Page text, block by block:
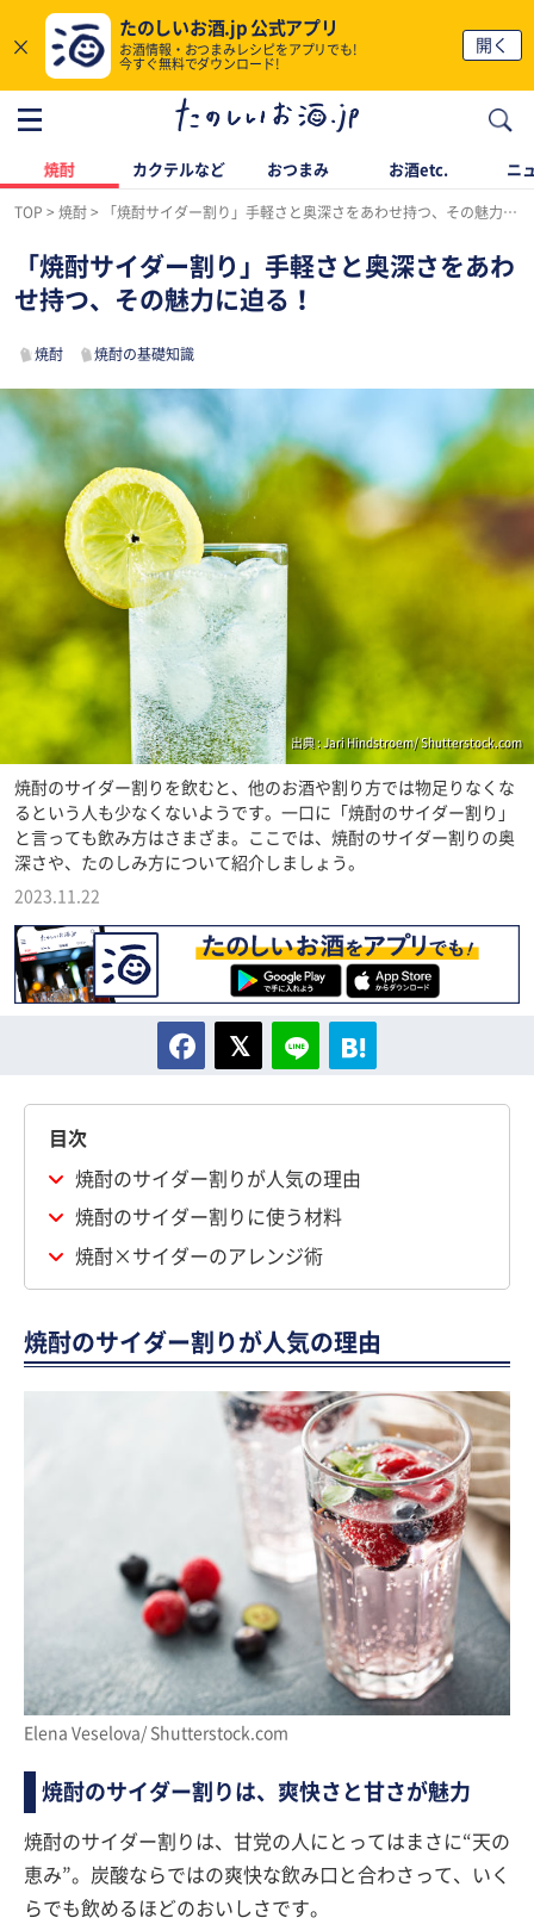
×
たのしいお酒.jp 公式アプリ
お酒情報・おつまみレシピをアプリでも!
今すぐ無料でダウンロード!
開く
焼酎 カクテルなど おつまみ お酒etc. ニ
TOP 焼酎 「焼酎サイダー割り」手軽さと奥深さをあわせ持つ、その魅力に迫る！
「焼酎サイダー割り」手軽さと奥深さをあわ
せ持つ、その魅力に迫る！
焼酎 焼酎の基礎知識
出典 : Jari Hindstroem/ Shutterstock.com
焼酎のサイダー割りを飲むと、他のお酒や割り方では物足りなくな
るという人も少なくないようです。一口に「焼酎のサイダー割り」
と言っても飲み方はさまざま。ここでは、焼酎のサイダー割りの奥
深さや、たのしみ方について紹介しましょう。
2023.11.22
目次
焼酎のサイダー割りが人気の理由
焼酎のサイダー割りに使う材料
焼酎×サイダーのアレンジ術
焼酎のサイダー割りが人気の理由
Elena Veselova/ Shutterstock.com
焼酎のサイダー割りは、爽快さと甘さが魅力
焼酎のサイダー割りは、甘党の人にとってはまさに“天の
恵み”。炭酸ならではの爽快な飲み口と合わさって、いく
らでも飲めるほどのおいしさです。